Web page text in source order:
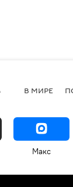
В МИРЕ
Макс